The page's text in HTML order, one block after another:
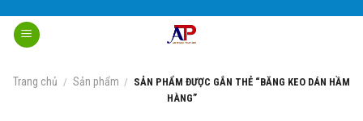
content
Trang chủ / Sản phẩm / SẢN PHẨM ĐƯỢC GẮN THẺ “BĂNG KEO DÁN HẦM
HÀNG”